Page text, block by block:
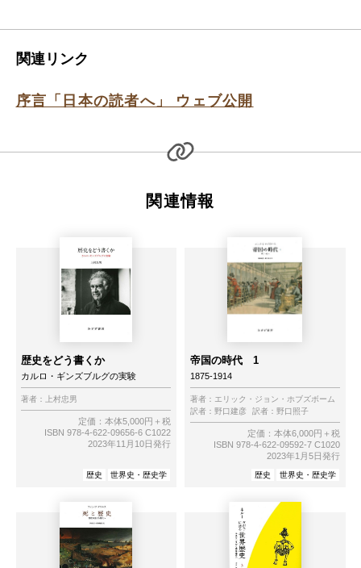
関連リンク
序言「日本の読者へ」 ウェブ公開
関連情報
歴史をどう書くか
カルロ・ギンズブルグの実験
著者： 上村忠男
定価：本体5,000円＋税
ISBN 978-4-622-09656-6 C1022
2023年11月10日発行
歴史 世界史・歴史学
帝国の時代 1
1875-1914
著者： エリック・ジョン・ホブズボーム
訳者： 野口建彦 訳者： 野口照子
定価：本体6,000円＋税
ISBN 978-4-622-09592-7 C1020
2023年1月5日発行
歴史 世界史・歴史学